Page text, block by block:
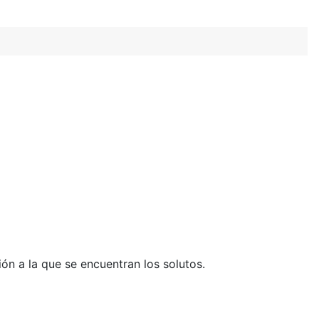
a la que se encuentran los solutos.